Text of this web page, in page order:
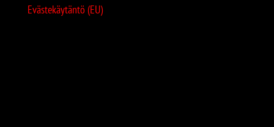
Evästekäytäntö (EU)